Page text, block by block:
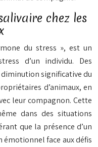
chez les
du stress », est un
d’un individu. Des
diminution significative du
d’animaux, en
leur compagnon. Cette
dans des situations
que la présence d’un
émotionnelface aux défis